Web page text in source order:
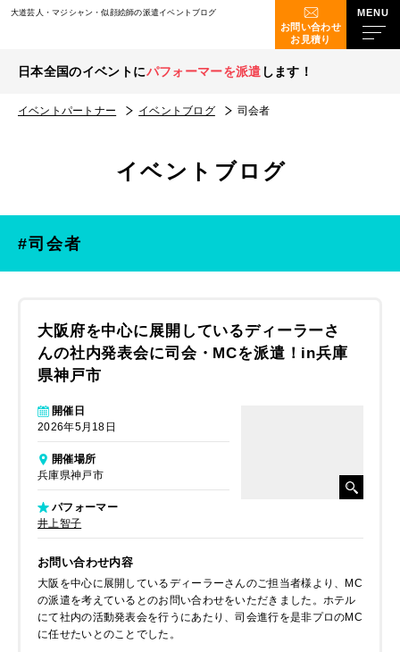
大道芸人・マジシャン・似顔絵師の派遣イベントブログ
お問い合わせ
お見積り
日本全国のイベントにパフォーマーを派遣 します！
イベントパートナー イベントブログ 司会者
イベントブログ
#司会者
大阪府を中心に展開しているディーラーさ
んの社内発表会に司会・MCを派遣！in兵庫
県神戸市
開催日
2026年5月18日
開催場所
兵庫県神戸市
パフォーマー
井上智子
お問い合わせ内容
大阪を中心に展開しているディーラーさんのご担当者様より、MC
の派遣を考えているとのお問い合わせをいただきました。ホテル
にて社内の活動発表会を行うにあたり、司会進行を是非プロのMC
に任せたいとのことでした。